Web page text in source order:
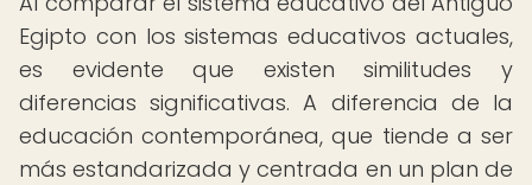
Egipto con los sistemas educativos actuales,
es evidente que existen similitudes y
diferencias significativas. A diferencia de la
educación contemporánea, que tiende a ser
más estandarizada y centrada en un plan de